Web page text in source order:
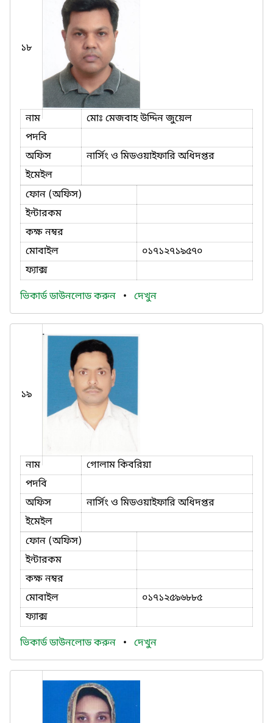
১৮
নাম
মোঃ মেজবাহ উদ্দিন জুয়েল
পদবি
অফিস
নার্সিং ও মিডওয়াইফারি অধিদপ্তর
ইমেইল
ফোন (অফিস)
ইন্টারকম
কক্ষ নম্বর
মোবাইল
০১৭১২৭১৯৫৭০
ফ্যাক্স
ভিকার্ড ডাউনলোড করুন • দেখুন
১৯
নাম
গোলাম কিবরিয়া
পদবি
অফিস
নার্সিং ও মিডওয়াইফারি অধিদপ্তর
ইমেইল
ফোন (অফিস)
ইন্টারকম
কক্ষ নম্বর
মোবাইল
০১৭১২৫৯৬৮৮৫
ফ্যাক্স
ভিকার্ড ডাউনলোড করুন • দেখুন